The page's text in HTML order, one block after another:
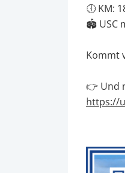
🕕 KM:
🏟️ USC
Kommt
👉 Und
https://